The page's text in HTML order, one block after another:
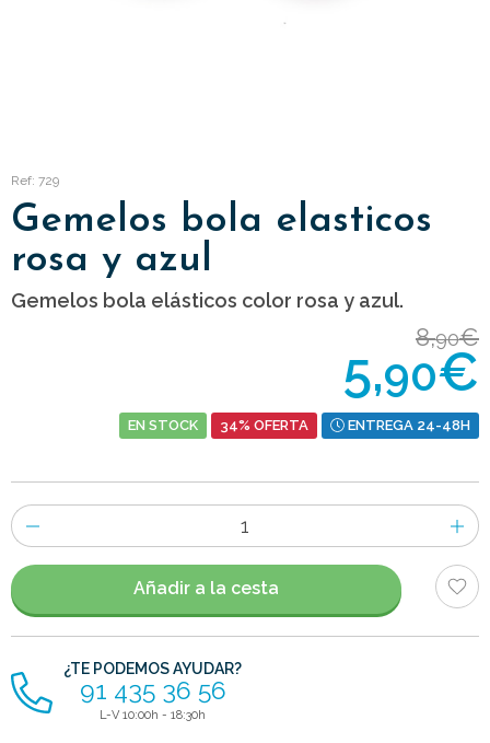
Ref: 729
Gemelos bola elasticos
rosa y azul
Gemelos bola elásticos color rosa y azul.
8,90€
5,90€
EN STOCK 34% OFERTA ENTREGA 24-48H
Número
de
artículos
Añadir a la cesta
¿TE PODEMOS AYUDAR?
91 435 36 56
L-V 10:00h - 18:30h